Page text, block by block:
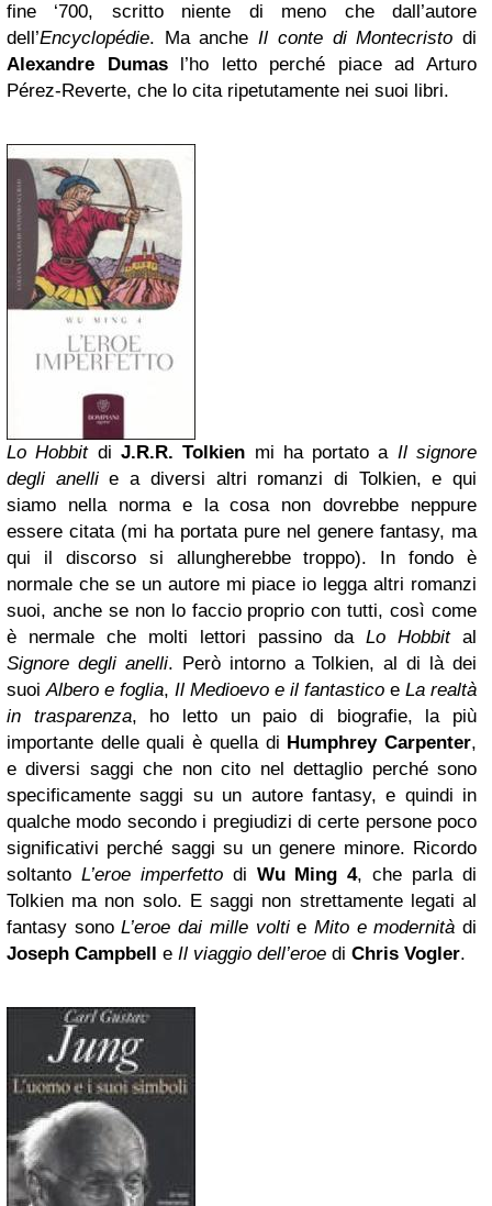
fine ‘700, scritto niente di meno che dall’autore
dell’Encyclopédie. Ma ancheIl conte di Montecristo di
Alexandre Dumasl’ho letto perché piace ad Arturo
Pérez-Reverte, che lo cita ripetutamente nei suoi libri.
Lo Hobbitdi J.R.R. Tolkien mi ha portato aIl signore
degli anellie a diversi altri romanzi di Tolkien, e qui
siamo nella norma e la cosa non dovrebbe neppure
essere citata (mi ha portata pure nel genere fantasy, ma
qui il discorso si allungherebbe troppo). In fondo è
normale che se un autore mi piace io legga altri romanzi
suoi, anche se non lo faccio proprio con tutti, così come
è nermale che molti lettori passino da Lo Hobbital
Signore degli anelli. Però intorno a Tolkien, al di là dei
suoiAlbero e foglia, Il Medioevo e il fantastico e La realtà
in trasparenza, ho letto un paio di biografie, la più
importante delle quali è quella di Humphrey Carpenter,
e diversi saggi che non cito nel dettaglio perché sono
specificamente saggi su un autore fantasy, e quindi in
qualche modo secondo i pregiudizi di certe persone poco
significativi perché saggi su un genere minore. Ricordo
soltanto L’eroe imperfettodi Wu Ming 4, che parla di
Tolkien ma non solo. E saggi non strettamente legati al
fantasy sonoL’eroe dai mille voltie Mito e modernità di
Joseph Campbell e Il viaggio dell’eroe di Chris Vogler.